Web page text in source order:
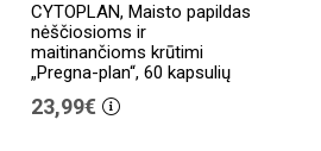
CYTOPLAN, Maisto papildas
nėščiosioms ir
maitinančioms krūtimi
„Pregna-plan“, 60 kapsulių
23,99€